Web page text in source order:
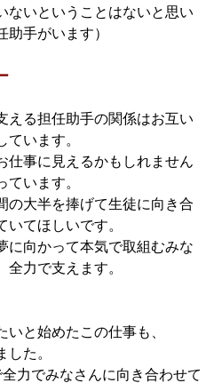
ないということはないと思い
助手がいます）
える担任助手の関係はお互い
います。
仕事に見えるかもしれません
います。
の大半を捧げて生徒に向き合
てほしいです。
に向かって本気で取組むみな
力で支えます。
と始めたこの仕事も、
た。
力でみなさんに向き合わせて